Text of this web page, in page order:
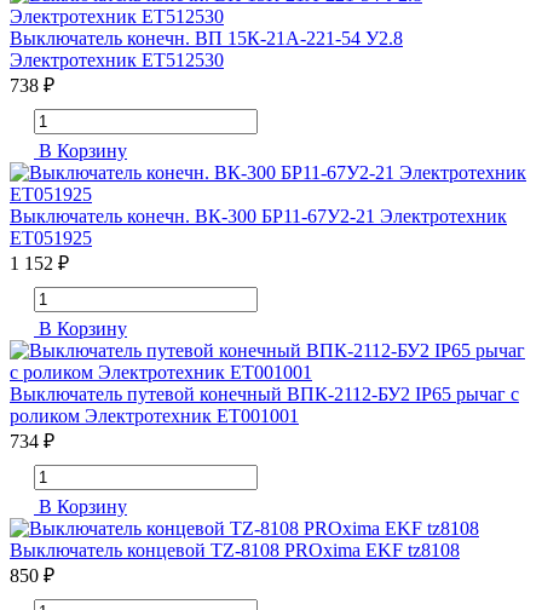
Выключатель конечн. ВП 15К-21А-221-54 У2.8
Электротехник ET512530
738 ₽
В Корзину
Выключатель конечн. ВК-300 БР11-67У2-21 Электротехник
ET051925
1 152 ₽
В Корзину
Выключатель путевой конечный ВПК-2112-БУ2 IP65 рычаг с
роликом Электротехник ET001001
734 ₽
В Корзину
Выключатель концевой TZ-8108 PROxima EKF tz8108
850 ₽